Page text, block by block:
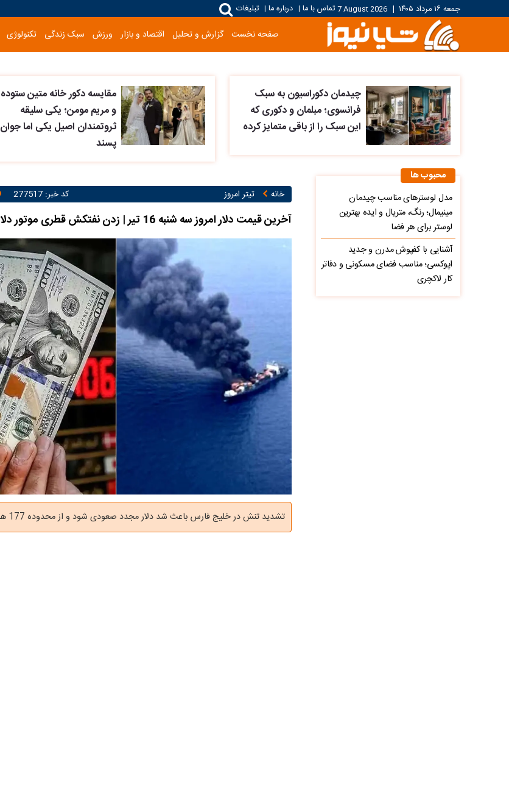
جمعه ۱۶ مرداد ۱۴۰۵ |
7 August 2026تماس با ما | درباره ما | تبلیغات
صفحه نخست گزارش و تحلیل اقتصاد و بازار ورزش سبک زندگی تکنولوژی
چیدمان دکوراسیون به سبک
فرانسوی؛ مبلمان و دکوری که
این سبک را از باقی متمایز کرده
مقایسه دکور خانه متین ستوده
و مریم مومن؛ یکی سلیقه
ثروتمندان اصیل یکی اما جوان
پسند
خانه تیتر امروز کد خبر: 277517
آخرین قیمت دلار امروز سه شنبه 16 تیر | زدن نفتکش قطری موتور دلار را روشن کرد
تشدید تنش در خلیج فارس باعث شد دلار مجدد صعودی شود و از محدوده 177 هزار تومان هم بگذرد
محبوب ها
مدل لوسترهای مناسب چیدمان
مینیمال؛ رنگ، متریال و ایده بهترین
لوستر برای هر فضا
آشنایی با کفپوش مدرن و جدید
اپوکسی؛ مناسب فضای مسکونی و دفاتر
کار لاکچری